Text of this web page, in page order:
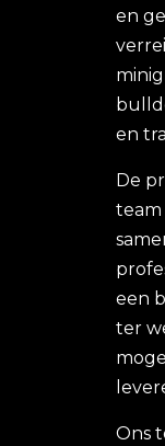
en
en
De
een
ter
Ons